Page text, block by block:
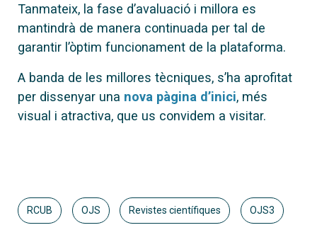
Tanmateix, la fase d’avaluació i millora es
mantindrà de manera continuada per tal de
garantir l’òptim funcionament de la plataforma.
A banda de les millores tècniques, s’ha aprofitat
per dissenyar una nova pàgina d’inici, més
visual i atractiva, que us convidem a visitar.
RCUB OJS Revistes científiques OJS3